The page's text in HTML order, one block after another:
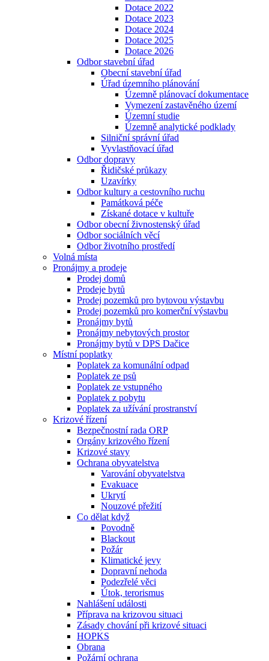
Dotace 2022
Dotace 2023
Dotace 2024
Dotace 2025
Dotace 2026
Odbor stavební úřad
Obecní stavební úřad
Úřad územního plánování
Územně plánovací dokumentace
Vymezení zastavěného území
Územní studie
Územně analytické podklady
Silniční správní úřad
Vyvlastňovací úřad
Odbor dopravy
Řidičské průkazy
Uzavírky
Odbor kultury a cestovního ruchu
Památková péče
Získané dotace v kultuře
Odbor obecní živnostenský úřad
Odbor sociálních věcí
Odbor životního prostředí
Volná místa
Pronájmy a prodeje
Prodej domů
Prodeje bytů
Prodej pozemků pro bytovou výstavbu
Prodej pozemků pro komerční výstavbu
Pronájmy bytů
Pronájmy nebytových prostor
Pronájmy bytů v DPS Dačice
Místní poplatky
Poplatek za komunální odpad
Poplatek ze psů
Poplatek ze vstupného
Poplatek z pobytu
Poplatek za užívání prostranství
Krizové řízení
Bezpečnostní rada ORP
Orgány krizového řízení
Krizové stavy
Ochrana obyvatelstva
Varování obyvatelstva
Evakuace
Ukrytí
Nouzové přežití
Co dělat když
Povodně
Blackout
Požár
Klimatické jevy
Dopravní nehoda
Podezřelé věci
Útok, terorismus
Nahlášení události
Příprava na krizovou situaci
Zásady chování při krizové situaci
HOPKS
Obrana
Požární ochrana